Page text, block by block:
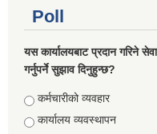
Poll
यस कार्यालयबाट प्रदान गरिने
गर्नुपर्ने सुझाव दिनुहुन्छ?
Choices
कर्मचारीको व्यवहार
कार्यालय व्यवस्थापन